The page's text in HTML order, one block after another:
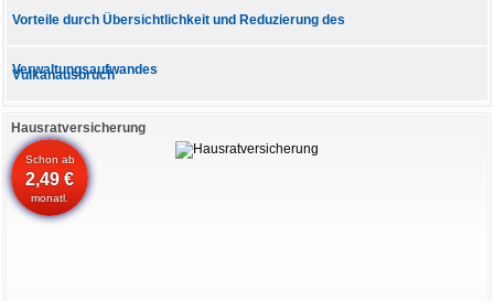
Vorteile durch Übersichtlichkeit und Reduzierung des
Verwaltungsaufwandes
Vulkanausbruch
Hausratversicherung
Schon ab
2,49 €
monatl.